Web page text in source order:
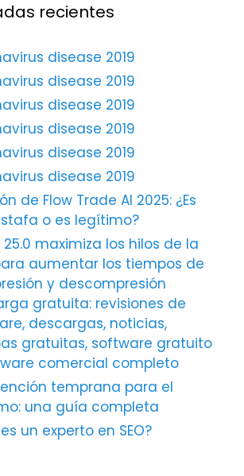
recientes
disease 2019
disease 2019
disease 2019
disease 2019
disease 2019
disease 2019
de Flow Trade AI 2025: ¿Es
o es legítimo?
25.0 maximiza los hilos de la
aumentar los tiempos de
y descompresión
gratuita: revisiones de
descargas, noticias,
gratuitas, software gratuito
comercial completo
temprana para el
una guía completa
un experto en SEO?